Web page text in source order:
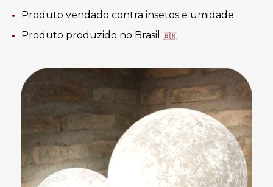
Produto vendado contra insetos e umidade
Produto produzido no Brasil
🇧🇷